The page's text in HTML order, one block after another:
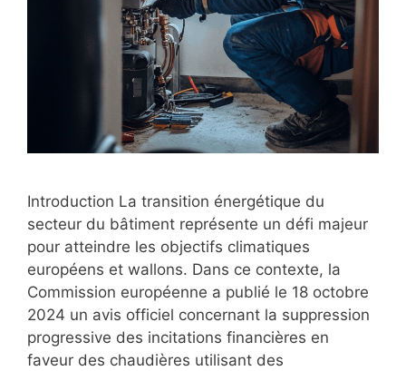
Introduction La transition énergétique du
secteur du bâtiment représente un défi majeur
pour atteindre les objectifs climatiques
européens et wallons. Dans ce contexte, la
Commission européenne a publié le 18 octobre
2024 un avis officiel concernant la suppression
progressive des incitations financières en
faveur des chaudières utilisant des